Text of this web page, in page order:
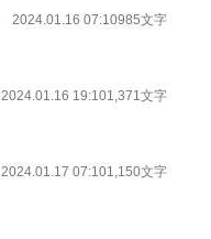
2024.01.16 07:10985文字
2024.01.16 19:101,371文字
2024.01.17 07:101,150文字